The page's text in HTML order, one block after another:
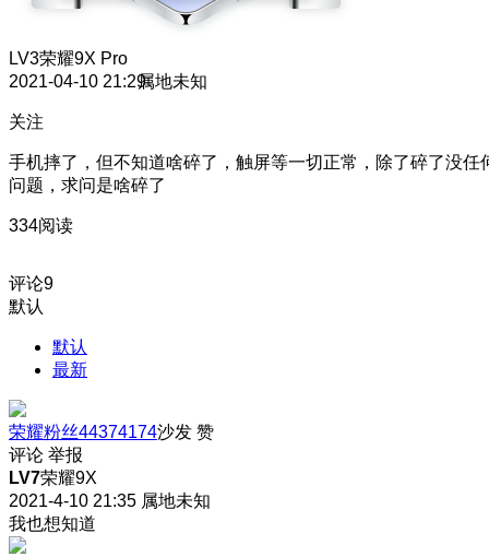
LV3荣耀9X Pro
2021-04-10 21:29属地未知
关注
手机摔了，但不知道啥碎了，触屏等一切正常，除了碎了没任
问题，求问是啥碎了
334阅读
评论9
默认
默认
最新
荣耀粉丝44374174沙发 赞
评论 举报
LV7荣耀9X
2021-4-10 21:35 属地未知
我也想知道